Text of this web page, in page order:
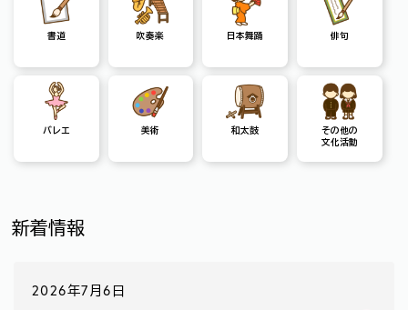
書道 吹奏楽 日本舞踊 俳句
バレエ 美術 和太鼓
その他の
文化活動
新着情報
2026年7月6日